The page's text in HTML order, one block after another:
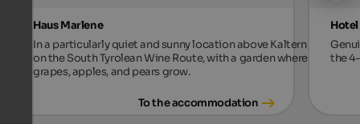
Haus Marlene
In a particularly quiet and sunny location above Kaltern
on the South Tyrolean Wine Route, with a garden where
grapes, apples, and pears grow.
To the accommodation
the